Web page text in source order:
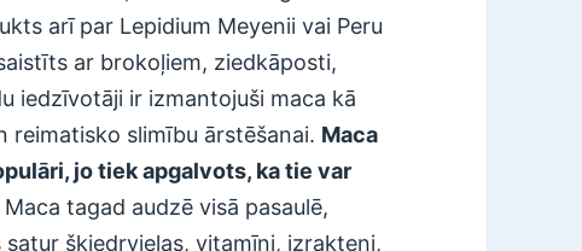
arī par Lepidium Meyenii vai Peru
ar brokoļiem, ziedkāposti,
iedzīvotāji ir izmantojuši maca kā
reimatisko slimību ārstēšanai. Maca
jo tiek apgalvots, ka tie var
Maca tagad audzē visā pasaulē,
šķiedrvielas, vitamīni, izrakteņi,